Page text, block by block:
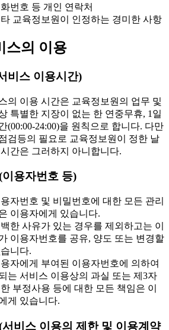
번호 등 개인 연락처
교육정보원이 인정하는 경미한 사항
스의 이용
비스 이용시간)
의 이용 시간은 교육정보원의 업무 및
특별한 지장이 없는 한 연중무휴, 1일
(00:00-24:00)을 원칙으로 합니다. 다만
검등의 필요로 교육정보원이 정한 날
간은 그러하지 아니합니다.
용자번호 등)
자번호 및 비밀번호에 대한 모든 관리
이용자에게 있습니다.
한 사유가 있는 경우를 제외하고는 이
이용자번호를 공유, 양도 또는 변경할
니다.
자에게 부여된 이용자번호에 의하여
는 서비스 이용상의 과실 또는 제3자
부정사용 등에 대한 모든 책임은 이
게 있습니다.
서비스 이용의 제한 및 이용계약